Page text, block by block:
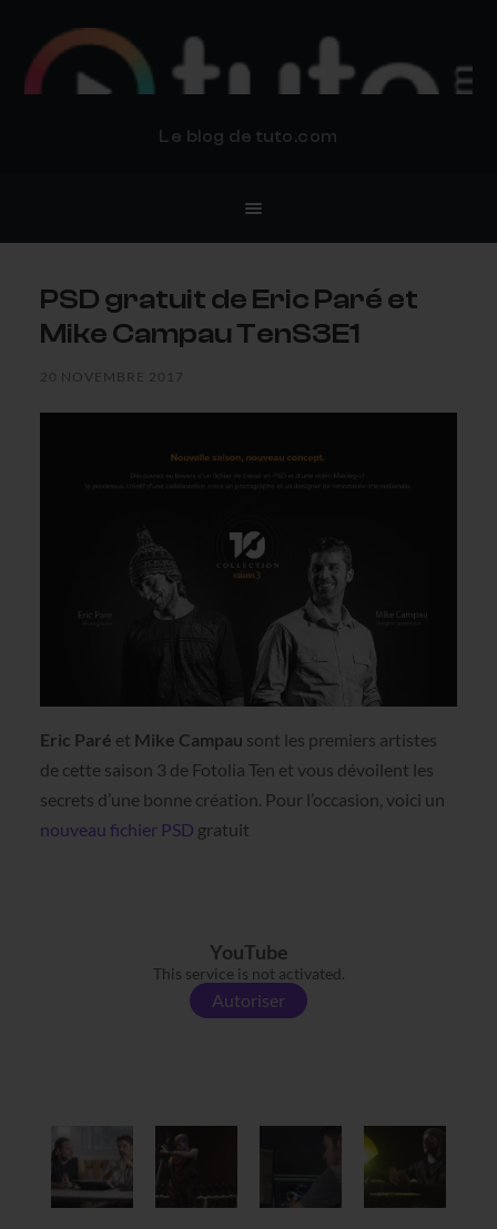
Le blog de tuto.com
PSD gratuit de Eric Paré et
Mike Campau TenS3E1
20 NOVEMBRE 2017
Eric Paré et Mike Campau sont les premiers artistes
de cette saison 3 de Fotolia Ten et vous dévoilent les
secrets d’une bonne création. Pour l’occasion, voici un
nouveau fichier PSD gratuit
YouTube
This service is not activated.
Autoriser